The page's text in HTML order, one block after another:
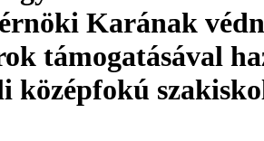
Karának
támogatásával
középfokú